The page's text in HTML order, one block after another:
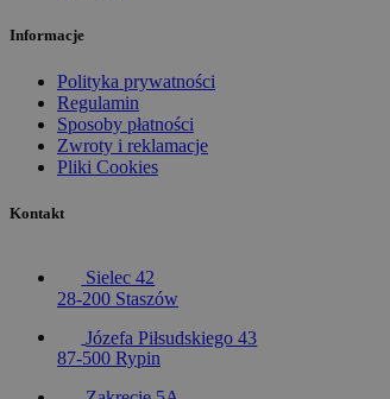
Informacje
Polityka prywatności
Regulamin
Sposoby płatności
Zwroty i reklamacje
Pliki Cookies
Kontakt
Sielec 42
28-200 Staszów
Józefa Piłsudskiego 43
87-500 Rypin